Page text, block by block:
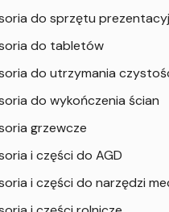
do sprzętu
do tabletów
do utrzymania
do wykończenia ścian
grzewcze
i części do AGD
i części do narzędzi